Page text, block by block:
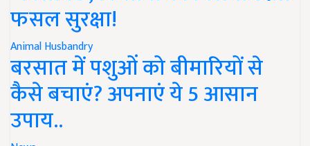
फसल सुरक्षा!
Animal Husbandry
बरसात में पशुओं को बीमारियों से
कैसे बचाएं? अपनाएं ये 5 आसान
उपाय..